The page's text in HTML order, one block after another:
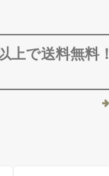
上で送料無料！